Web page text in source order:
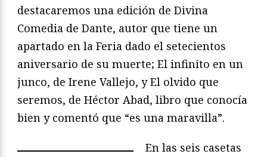
destacaremos una edición de Divina
Comedia de Dante, autor que tiene un
apartado en la Feria dado el setecientos
aniversario de su muerte; El infinito en un
junco, de Irene Vallejo, y El olvido que
seremos, de Héctor Abad, libro que conocía
bien y comentó que “es una maravilla”.
En las seis casetas